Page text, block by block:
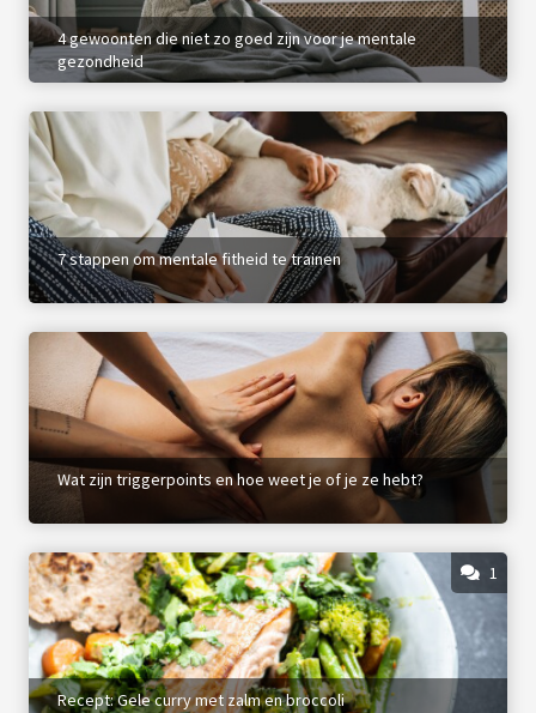
4 gewoonten die niet zo goed zijn voor je mentale
gezondheid
7 stappen om mentale fitheid te trainen
Wat zijn triggerpoints en hoe weet je of je ze hebt?
1
Recept: Gele curry met zalm en broccoli